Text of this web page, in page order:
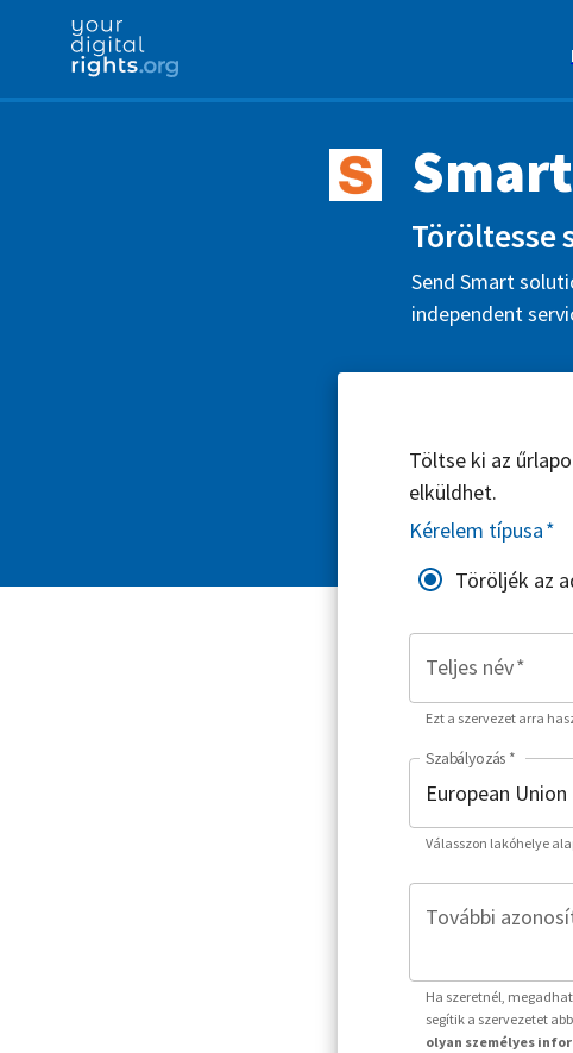
Töröltesse
Send Smart
independent
Töltse ki az
elküldhet.
Kérelem típusa*
Töröljék az
Teljes név*
Ezt a szervezet arra
Szabályozás *
Válasszon lakóhelye
További
Ha szeretnél,
segítik a szervezetet
olyan személyes